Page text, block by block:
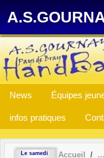
News Équipes
infos pratiques
Le samedi Accueil